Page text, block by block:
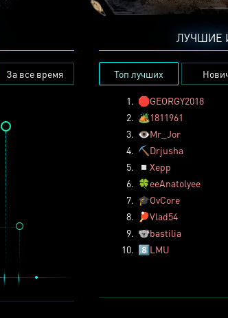
За все время
ЛУЧШИЕ
Топ лучших
1. 🛑GEORGY2018
2. 🏕️1811961
3. 👁️Mr_Jor
4. ⛏️ Drjusha
5.
◽ Xepp
6. 🍀eeAnatolyee
7. 🎓OvCore
8.
🏓Vlad54
9. 🐨bastilia
10. 8️⃣LMU